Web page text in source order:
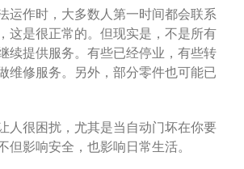
运作时，大多数人第一时间都会联系
这是很正常的。但现实是，不是所有
续提供服务。有些已经停业，有些转
维修服务。另外，部分零件也可能已
人很困扰，尤其是当自动门坏在你要
但影响安全，也影响日常生活。